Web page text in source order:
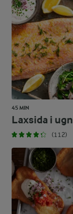
45 MIN
Laxsida i ugn
(112)